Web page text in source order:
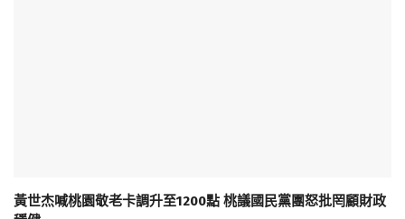
黃世杰喊桃園敬老卡調升至1200點 桃議國民黨團怒批罔顧財政